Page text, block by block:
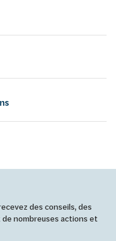
des conseils, des
nombreuses actions et